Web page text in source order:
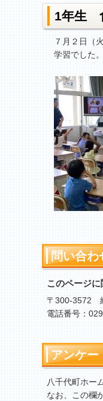
1年生
７月２日（
学習でした
問い合わ
このページ
〒300-3572
電話番号：
アンケー
八千代町ホー
なお、この欄